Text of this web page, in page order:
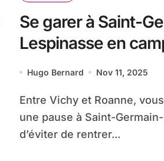
Se garer à Saint-
Lespinasse en
car/van
Hugo Bernard Nov 11, 2025
Entre Vichy et Roanne, vous pourriez faire
une pause à Saint-
d’éviter de rentrer...